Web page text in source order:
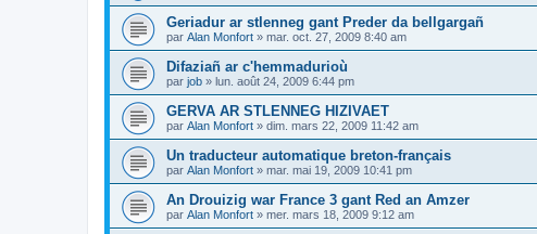
Geriadur ar stlenneg gant Preder da bellgargañ
par Alan Monfort » mar. oct. 27, 2009 8:40 am
Difaziañ ar c'hemmadurioù
par job » lun. août 24, 2009 6:44 pm
GERVA AR STLENNEG HIZIVAET
par Alan Monfort » dim. mars 22, 2009 11:42 am
Un traducteur automatique breton-français
par Alan Monfort » mar. mai 19, 2009 10:41 pm
An Drouizig war France 3 gant Red an Amzer
par Alan Monfort » mer. mars 18, 2009 9:12 am